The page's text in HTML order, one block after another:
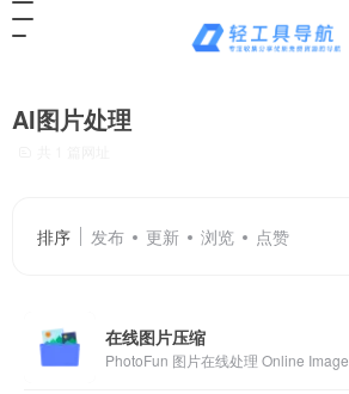
AI图片处理
排序 发布 更新 浏览 点赞
在线图片压缩
PhotoFun 图片在线处理 Online